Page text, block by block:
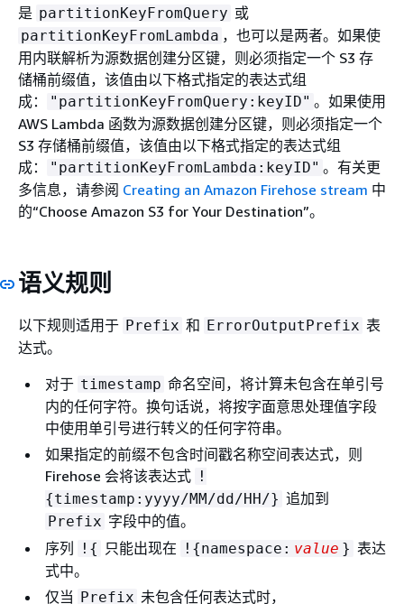
是 partitionKeyFromQuery 或
partitionKeyFromLambda ，也可以是两者。如果使
用内联解析为源数据创建分区键，则必须指定一个 S3 存
储桶前缀值，该值由以下格式指定的表达式组
成：
"partitionKeyFromQuery:keyID" 。如果使用
AWS Lambda 函数为源数据创建分区键，则必须指定一个
S3 存储桶前缀值，该值由以下格式指定的表达式组
成：
"partitionKeyFromLambda:keyID" 。有关更
多信息，请参阅 Creating an Amazon Firehose stream 中
的“Choose Amazon S3 for Your Destination”。
语义规则
以下规则适用于 Prefix 和 ErrorOutputPrefix 表
达式。
对于 timestamp 命名空间，将计算未包含在单引号
内的任何字符。换句话说，将按字面意思处理值字段
中使用单引号进行转义的任何字符串。
如果指定的前缀不包含时间戳名称空间表达式，则
Firehose 会将该表达式 !
{timestamp:yyyy/MM/dd/HH/} 追加到
Prefix 字段中的值。
序列
! { 只能出现在 ! {namespace: value } 表达
式中。
仅当 Prefix 未包含任何表达式时，